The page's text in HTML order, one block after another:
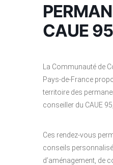
CAUE 95
La Communauté de
Pays-de-France
territoire des
conseiller du CAUE
Ces rendez-vous
conseils
d’aménagement, de